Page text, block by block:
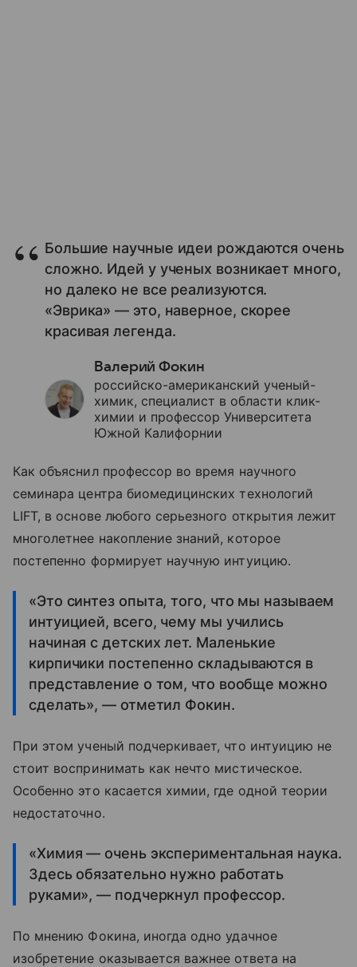
Большие научные идеи рождаются очень
сложно. Идей у ученых возникает много,
но далеко не все реализуются.
«Эврика» — это, наверное, скорее
красивая легенда.
Валерий Фокин
российско-американский ученый-
химик, специалист в области клик-
химии и профессор Университета
Южной Калифорнии
Как объяснил профессор во время научного
семинара центра биомедицинских технологий
LIFT, в основе любого серьезного открытия лежит
многолетнее накопление знаний, которое
постепенно формирует научную интуицию.
«Это синтез опыта, того, что мы называем
интуицией, всего, чему мы учились
начиная с детских лет. Маленькие
кирпичики постепенно складываются в
представление о том, что вообще можно
сделать», — отметил Фокин.
При этом ученый подчеркивает, что интуицию не
стоит воспринимать как нечто мистическое.
Особенно это касается химии, где одной теории
недостаточно.
«Химия — очень экспериментальная наука.
Здесь обязательно нужно работать
руками», — подчеркнул профессор.
По мнению Фокина, иногда одно удачное
изобретение оказывается важнее ответа на